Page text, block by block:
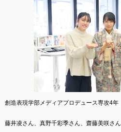
創造表現学部メディアプロデュース専攻4年
藤井凌さん、真野千彩季さん、齋藤美咲さん